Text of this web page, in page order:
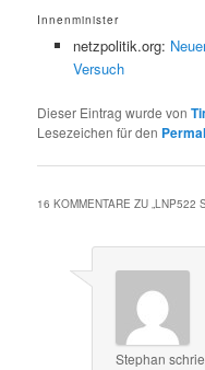
Innenminister
netzpolitik.org:
Versuch
Dieser Eintrag wurde von
Lesezeichen für den
16 KOMMENTARE ZU „LNP522
Stephan